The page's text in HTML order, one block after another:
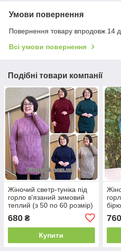
Умови повернення
Повернення товару впродовж 14
Всі умови повернення
Подібні товари компанії
Жіночий светр-туніка під
горло в'язаний зимовий
теплий (з 50 по 60 розмір)
680 ₴
Купити
760